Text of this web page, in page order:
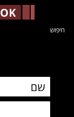
OK יועצים לניהול
חיפוש